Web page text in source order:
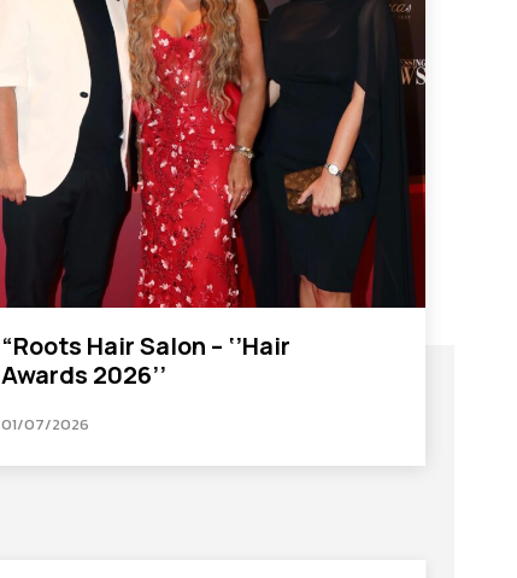
“Roots Hair Salon – ‘’Hair
Awards 2026’’
01/07/2026